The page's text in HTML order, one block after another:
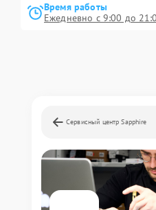
Время работы
Ежедневно с 9:00 до
Сервисный центр Sapphire